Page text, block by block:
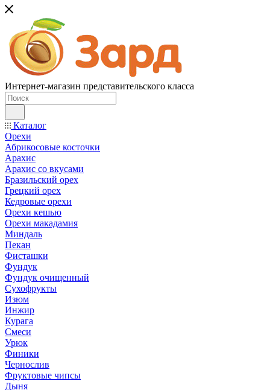
Интернет-магазин представительского класса
Каталог
Орехи
Абрикосовые косточки
Арахис
Арахис со вкусами
Бразильский орех
Грецкий орех
Кедровые орехи
Орехи кешью
Орехи макадамия
Миндаль
Пекан
Фисташки
Фундук
Фундук очищенный
Сухофрукты
Изюм
Инжир
Курага
Смеси
Урюк
Финики
Чернослив
Фруктовые чипсы
Дыня